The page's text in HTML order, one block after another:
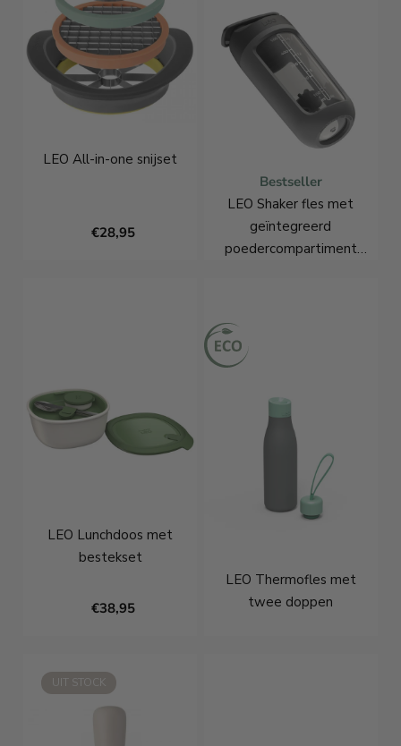
LEO All-in-one snijset
€28,95
Bestseller
LEO Shaker fles met
geïntegreerd
poedercompartiment
LEO Lunchdoos met
bestekset
€38,95
LEO Thermofles met
twee doppen
UIT STOCK